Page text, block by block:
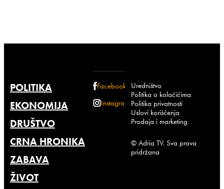
POLITIKA
EKONOMIJA
DRUŠTVO
CRNA HRONIKA
ZABAVA
ŽIVOT
Facebook
Instagram
Uredništvo
Politika o kolačićima
Politika privatnosti
Uslovi korišćenja
Prodaja i marketing
© Adria TV. Sva prava
pridržana